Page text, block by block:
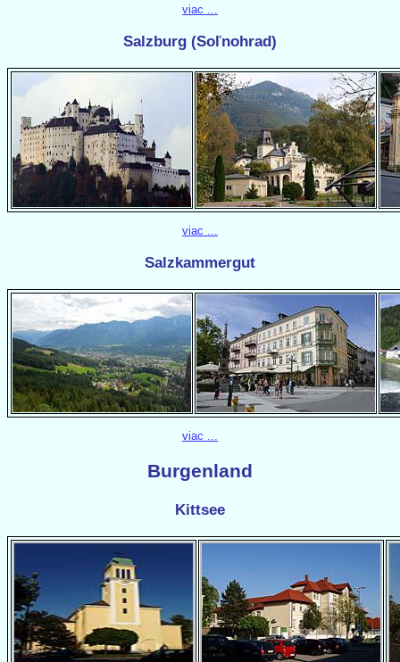
viac ...
Salzburg (Soľnohrad)
viac ...
Salzkammergut
viac ...
Burgenland
Kittsee